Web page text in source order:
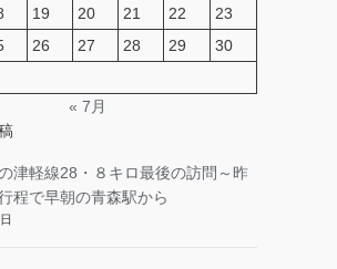
19 20 21 22
23
26 27 28 29
30
« 7月
津軽線28・８キロ最後の訪問～昨
程で早朝の青森駅から